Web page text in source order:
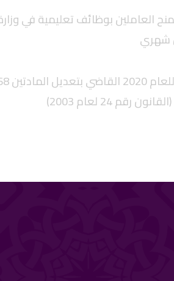
القاضي بمنح العاملين بوظائف تعليمية في
شهري